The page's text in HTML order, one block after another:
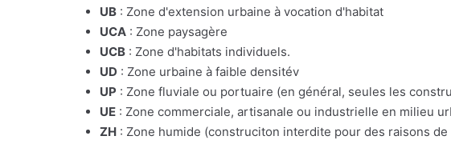
UB : Zone d'extension urbaine à vocation d'habitat
UCA : Zone paysagère
UCB : Zone d'habitats individuels.
UD : Zone urbaine à faible densitév
UP : Zone fluviale ou portuaire (en général, seules les
UE : Zone commerciale, artisanale ou industrielle en milieu
ZH : Zone humide (construciton interdite pour des raisons